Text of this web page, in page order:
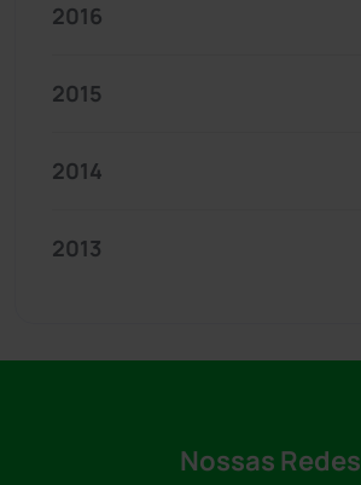
2016
2015
2014
2013
Nossas Redes